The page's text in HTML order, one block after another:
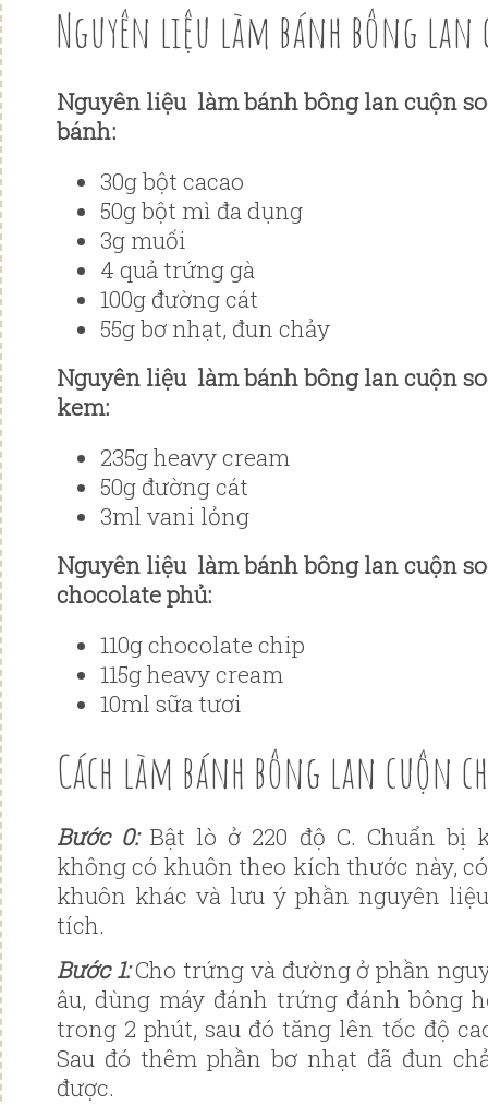
Nguyên liệu làm bánh bông lan
Nguyên liệu làm bánh bông lan cuộn
bánh:
30g bột cacao
50g bột mì đa dụng
3g muối
4 quả trứng gà
100g đường cát
55g bơ nhạt, đun chảy
Nguyên liệu làm bánh bông lan cuộn
kem:
235g heavy cream
50g đường cát
3ml vani lỏng
Nguyên liệu làm bánh bông lan cuộn
chocolate phủ:
110g chocolate chip
115g heavy cream
10ml sữa tươi
Cách làm bánh bông lan cuộn
Bước 0: Bật lò ở 220 độ C. Chuẩn bị
không có khuôn theo kích thước này,
khuôn khác và lưu ý phần nguyên
tích.
Bước 1️:Cho trứng và đường ở phần
âu, dùng máy đánh trứng đánh bông
trong 2 phút, sau đó tăng lên tốc độ
Sau đó thêm phần bơ nhạt đã đun
được.